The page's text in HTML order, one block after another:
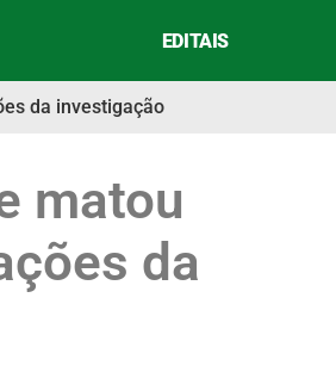
EDITAIS
da investigação
matou
da